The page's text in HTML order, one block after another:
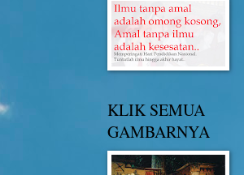
KLIK SEMUA
GAMBARNYA